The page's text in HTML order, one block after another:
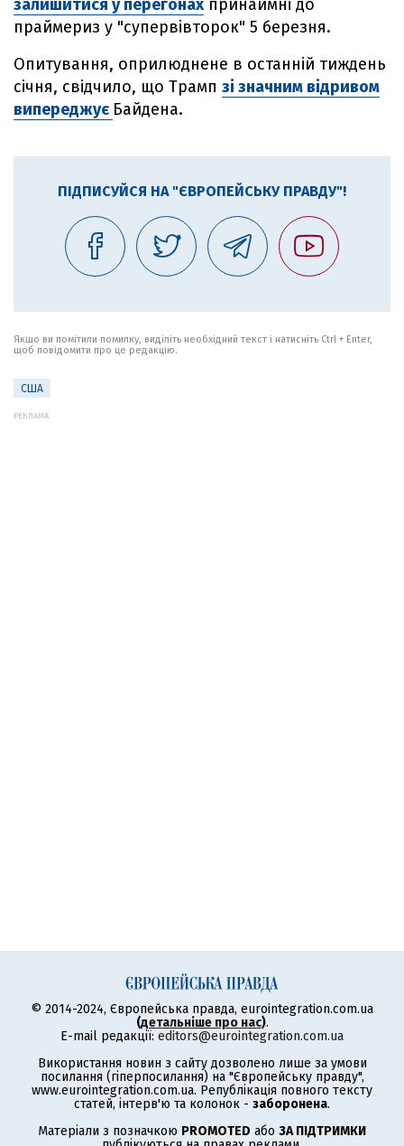
залишитися у перегонахпринаймні до
праймериз у "супервівторок" 5 березня.
Опитування, оприлюднене в останній тиждень
січня, свідчило, що Трамп зі значним відривом
випереджує Байдена.
ПІДПИСУЙСЯ НА "ЄВРОПЕЙСЬКУ ПРАВДУ"!
Якщо ви помітили помилку, виділіть необхідний текст і натисніть Ctrl + Enter,
щоб повідомити про це редакцію.
США
РЕКЛАМА:
© 2014-2024, Європейська правда, eurointegration.com.ua
(детальніше про нас).
E-mail редакції: editors@eurointegration.com.ua
Використання новин з сайту дозволено лише за умови
посилання (гіперпосилання) на "Європейську правду",
www.eurointegration.com.ua. Републікація повного тексту
статей, інтерв'ю та колонок - заборонена.
Матеріали з позначкою PROMOTED або ЗА ПІДТРИМКИ